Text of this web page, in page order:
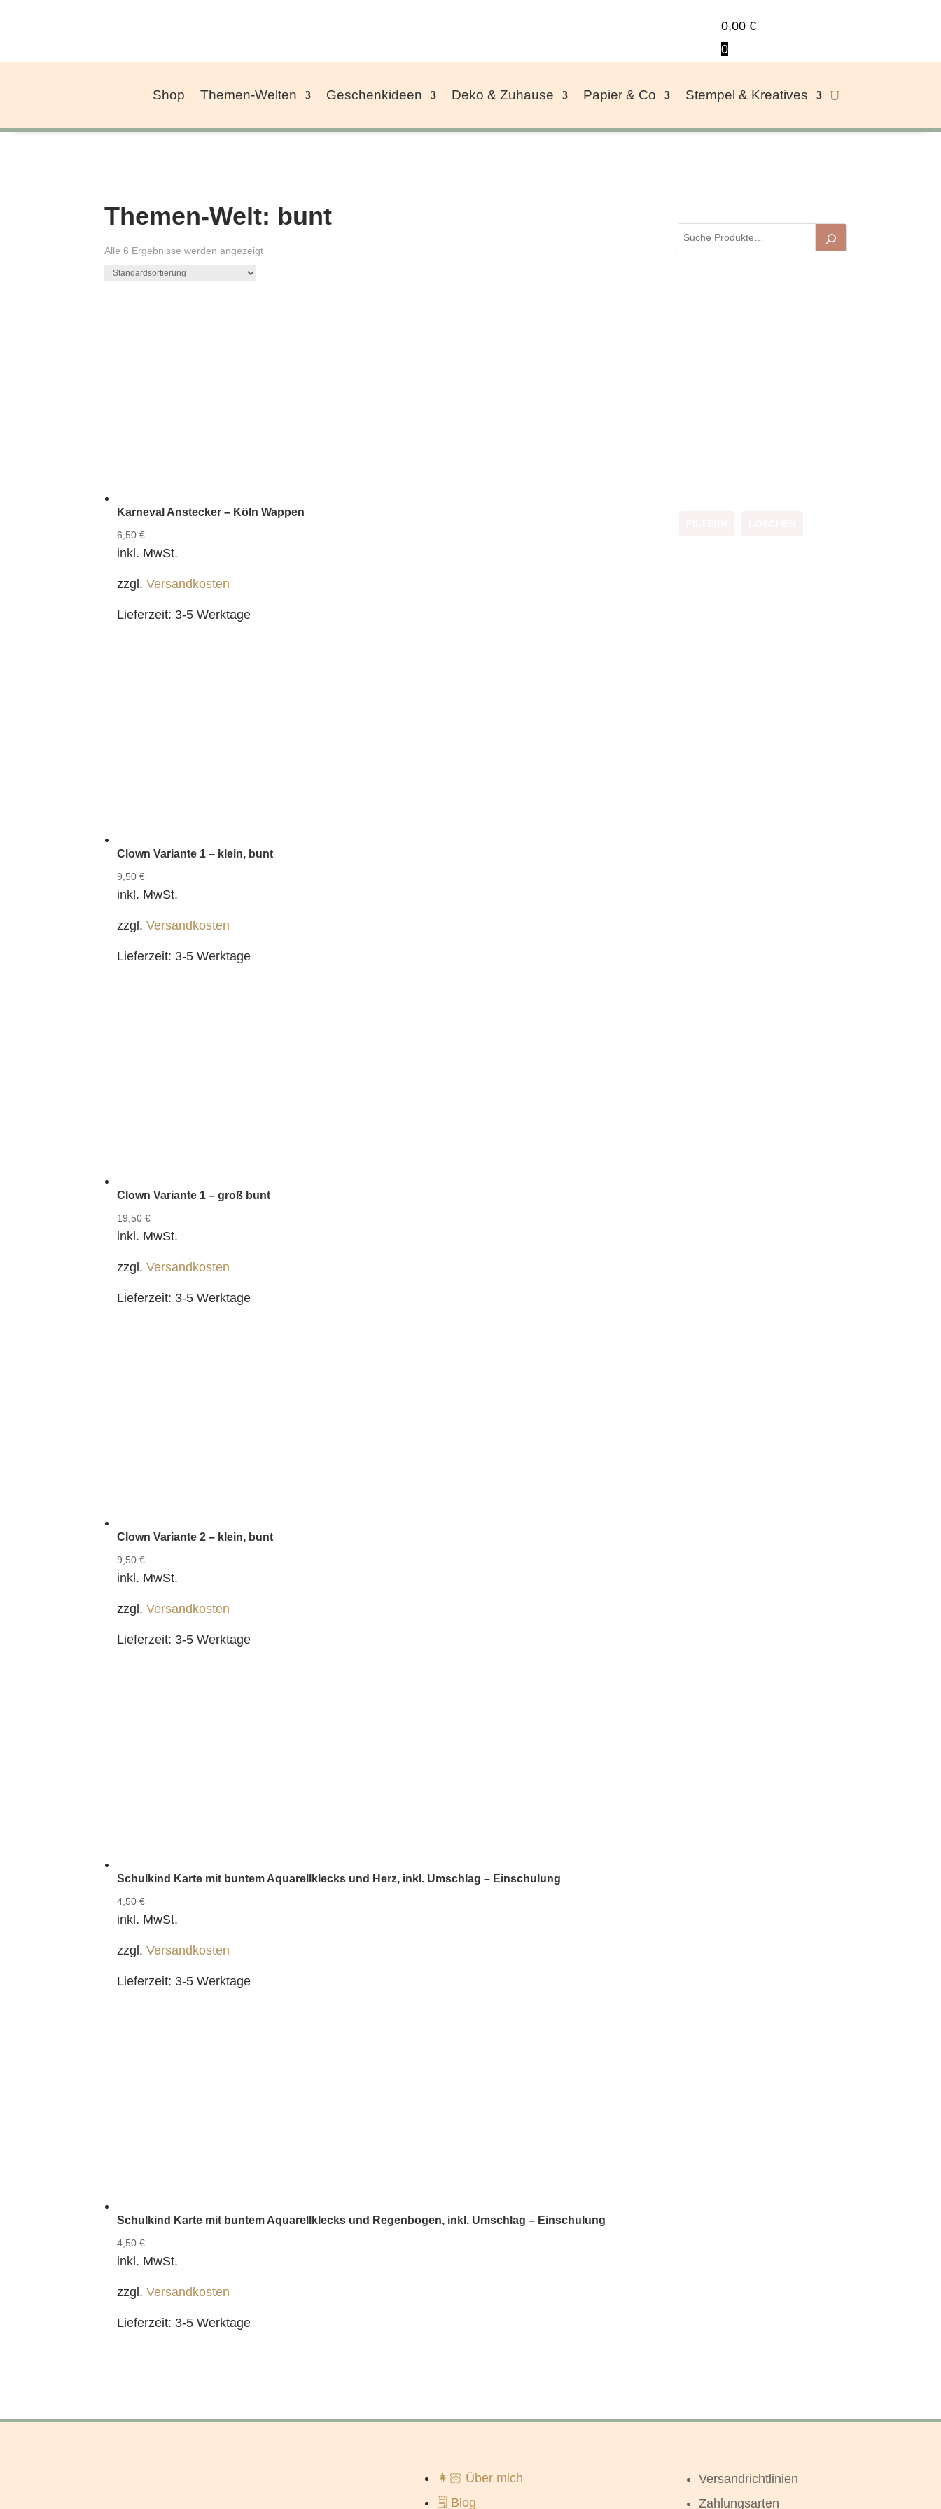
0,00€
0
Shop Themen-Welten Geschenkideen Deko & Zuhause Papier & Co Stempel & Kreatives
Themen-Welt: bunt
Alle 6 Ergebnisse werden angezeigt
Karneval Anstecker – Köln Wappen
6,50€
inkl. MwSt.
zzgl.Versandkosten
Lieferzeit: 3-5 Werktage
Clown Variante 1 – klein, bunt
9,50€
inkl. MwSt.
zzgl.Versandkosten
Lieferzeit: 3-5 Werktage
Clown Variante 1 – groß bunt
19,50€
inkl. MwSt.
zzgl.Versandkosten
Lieferzeit: 3-5 Werktage
Clown Variante 2 – klein, bunt
9,50€
inkl. MwSt.
zzgl.Versandkosten
Lieferzeit: 3-5 Werktage
Schulkind Karte mit buntem Aquarellklecks und Herz, inkl. Umschlag – Einschulung
4,50€
inkl. MwSt.
zzgl.Versandkosten
Lieferzeit: 3-5 Werktage
Schulkind Karte mit buntem Aquarellklecks und Regenbogen, inkl. Umschlag – Einschulung
4,50€
inkl. MwSt.
zzgl.Versandkosten
Lieferzeit: 3-5 Werktage
👩🏻 Über mich
🗒️ Blog
Versandrichtlinien
Zahlungsarten